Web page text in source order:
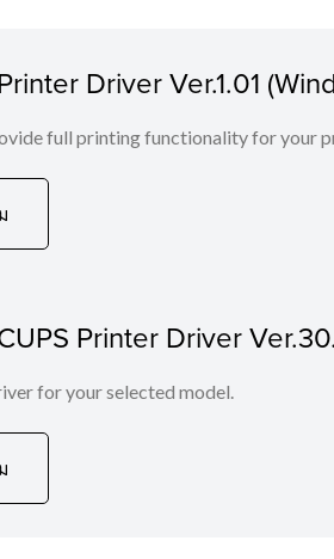
Driver Ver.1.01
full printing functionality for your
Printer Driver
for your selected model.